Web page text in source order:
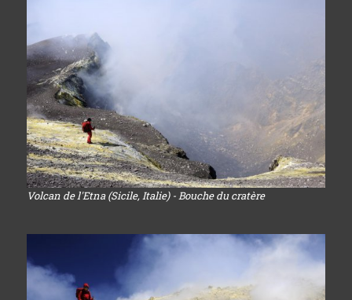
Volcan de l'Etna (Sicile, Italie) - Bouche du cratère